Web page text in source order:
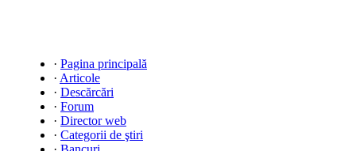
· Pagina principală
· Articole
· Descărcări
· Forum
· Director web
· Categorii de ştiri